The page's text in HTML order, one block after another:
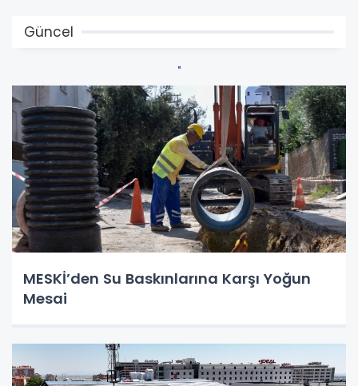
Güncel
MESKİ’den Su Baskınlarına Karşı Yoğun
Mesai